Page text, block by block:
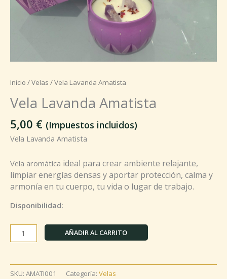
Inicio /Velas / Vela Lavanda Amatista
Vela Lavanda Amatista
5,00 € (Impuestos incluidos)
Vela Lavanda Amatista
Vela aromática ideal para crear ambiente relajante,
limpiar energías densas y aportar protección, calma y
armonía en tu cuerpo, tu vida o lugar de trabajo.
Disponibilidad:
AÑADIR AL CARRITO
SKU: AMATI001 Categoría: Velas